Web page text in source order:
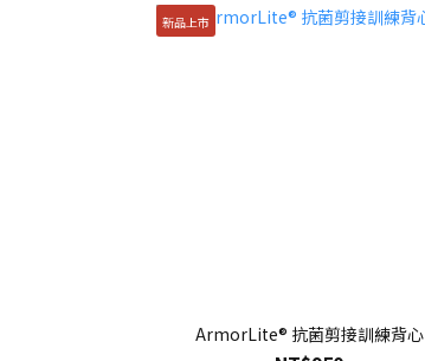
新品上市
ArmorLite® 抗菌剪接訓練背心